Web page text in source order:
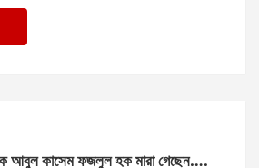
আবুল কাসেম ফজলুল হক মারা গেছেন….